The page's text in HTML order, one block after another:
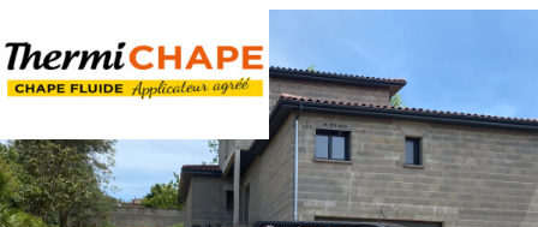
Panneau de gestion des cookies